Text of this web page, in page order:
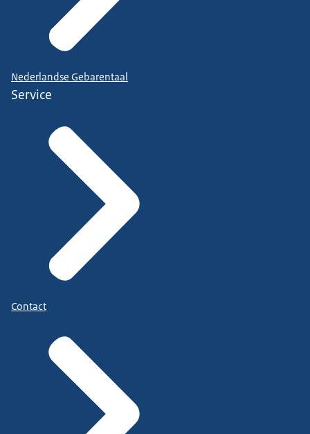
Nederlandse Gebarentaal
Service
Contact